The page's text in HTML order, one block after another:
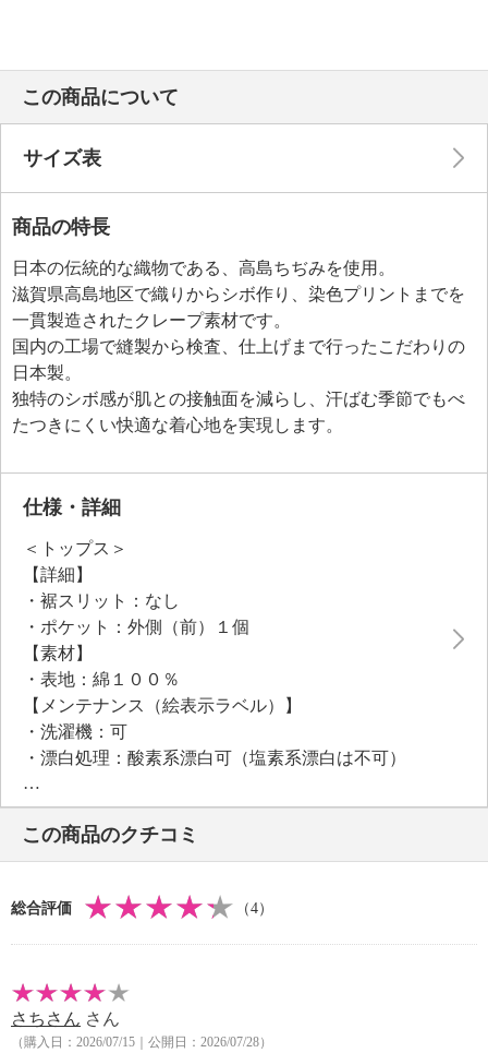
この商品について
サイズ表
商品の特長
日本の伝統的な織物である、高島ちぢみを使用。
滋賀県高島地区で織りからシボ作り、染色プリントまでを
一貫製造されたクレープ素材です。
国内の工場で縫製から検査、仕上げまで行ったこだわりの
日本製。
独特のシボ感が肌との接触面を減らし、汗ばむ季節でもべ
たつきにくい快適な着心地を実現します。
仕様・詳細
＜トップス＞
【詳細】
・裾スリット：なし
・ポケット：外側（前）１個
【素材】
・表地：綿１００％
【メンテナンス（絵表示ラベル）】
・洗濯機：可
・漂白処理：酸素系漂白可（塩素系漂白は不可）
・タンブル乾燥：不可
・自然乾燥：日陰の吊り干し
・アイロン仕上げ：可（中温）
・ドライクリーニング：不可
・個体差あり
【原産国（地）】
＜ステテコ＞
【詳細】
この商品のクチコミ
総合評価 （4）
さちさん さん
（購入日：2026/07/15｜公開日：2026/07/28）